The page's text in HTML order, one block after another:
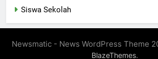
Siswa Sekolah
Newsmatic - News WordPress Theme
BlazeThemes.